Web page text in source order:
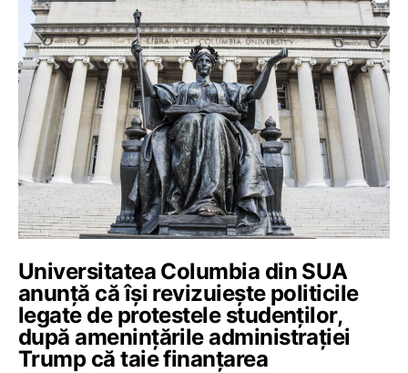
Universitatea Columbia din SUA
anunță că își revizuiește politicile
legate de protestele studenților,
după amenințările administrației
Trump că taie finanțarea